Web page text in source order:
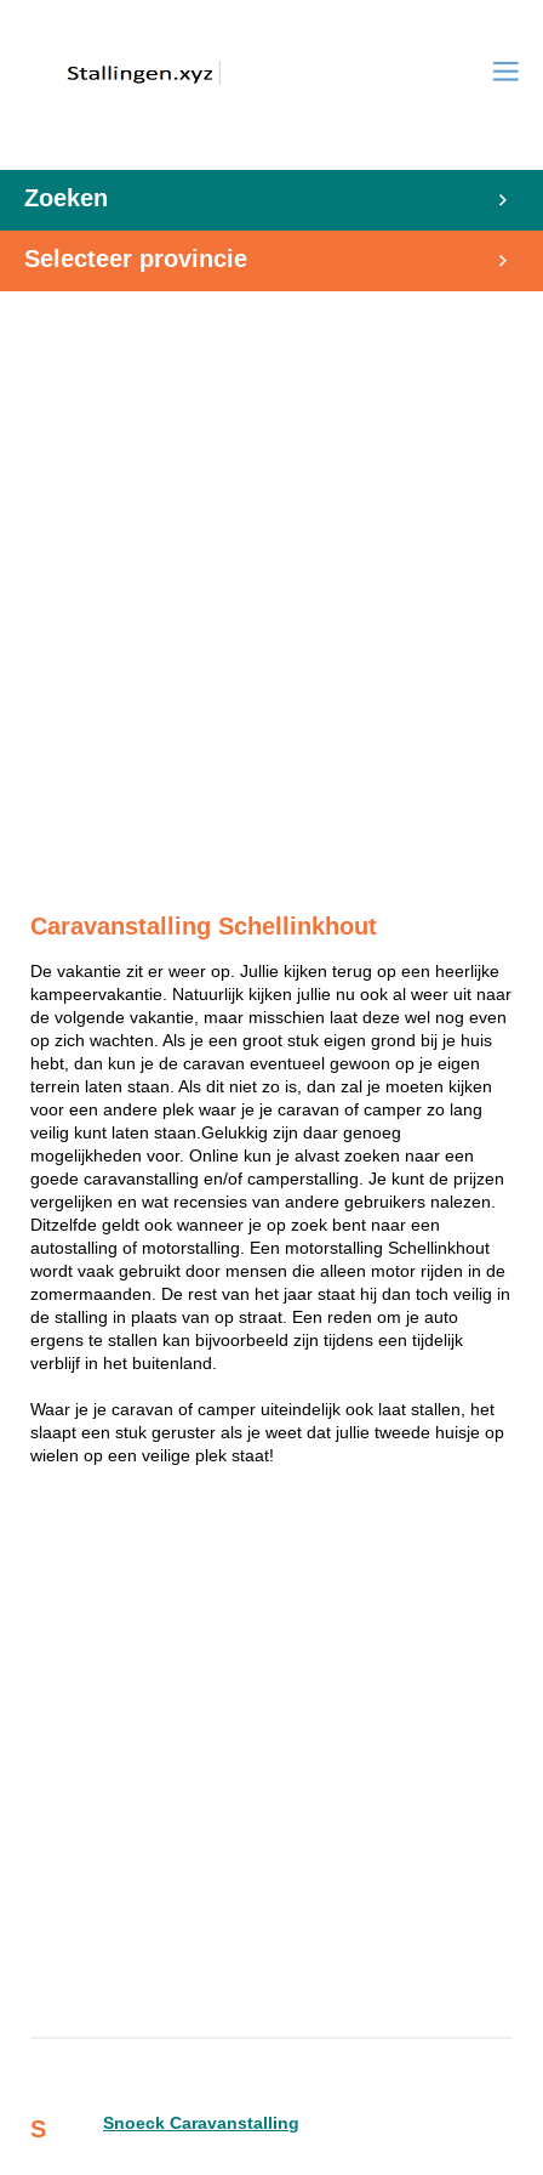
Zoeken
Selecteer provincie
Caravanstalling Schellinkhout
De vakantie zit er weer op. Jullie kijken terug op een heerlijke
kampeervakantie. Natuurlijk kijken jullie nu ook al weer uit naar
de volgende vakantie, maar misschien laat deze wel nog even
op zich wachten. Als je een groot stuk eigen grond bij je huis
hebt, dan kun je de caravan eventueel gewoon op je eigen
terrein laten staan. Als dit niet zo is, dan zal je moeten kijken
voor een andere plek waar je je caravan of camper zo lang
veilig kunt laten staan.Gelukkig zijn daar genoeg
mogelijkheden voor. Online kun je alvast zoeken naar een
goede caravanstalling en/of camperstalling. Je kunt de prijzen
vergelijken en wat recensies van andere gebruikers nalezen.
Ditzelfde geldt ook wanneer je op zoek bent naar een
autostalling of motorstalling. Een motorstalling Schellinkhout
wordt vaak gebruikt door mensen die alleen motor rijden in de
zomermaanden. De rest van het jaar staat hij dan toch veilig in
de stalling in plaats van op straat. Een reden om je auto
ergens te stallen kan bijvoorbeeld zijn tijdens een tijdelijk
verblijf in het buitenland.
Waar je je caravan of camper uiteindelijk ook laat stallen, het
slaapt een stuk geruster als je weet dat jullie tweede huisje op
wielen op een veilige plek staat!
S Snoeck Caravanstalling